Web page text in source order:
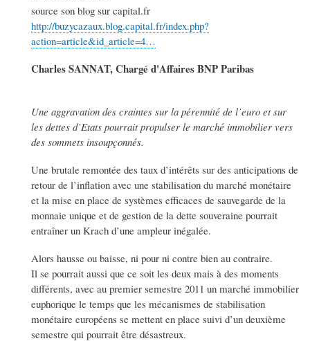
source son blog sur capital.fr
http://buzycazaux.blog.capital.fr/index.php?
action=article&id_article=4…
Charles SANNAT, Chargé d'Affaires BNP Paribas
Une aggravation des craintes sur la pérennité de l’euro et sur
les dettes d’Etats pourrait propulser le marché immobilier vers
des sommets insoupçonnés.
Une brutale remontée des taux d’intérêts sur des anticipations de
retour de l’inflation avec une stabilisation du marché monétaire
et la mise en place de systèmes efficaces de sauvegarde de la
monnaie unique et de gestion de la dette souveraine pourrait
entraîner un Krach d’une ampleur inégalée.
Alors hausse ou baisse, ni pour ni contre bien au contraire.
Il se pourrait aussi que ce soit les deux mais à des moments
différents, avec au premier semestre 2011 un marché immobilier
euphorique le temps que les mécanismes de stabilisation
monétaire européens se mettent en place suivi d’un deuxième
semestre qui pourrait être désastreux.